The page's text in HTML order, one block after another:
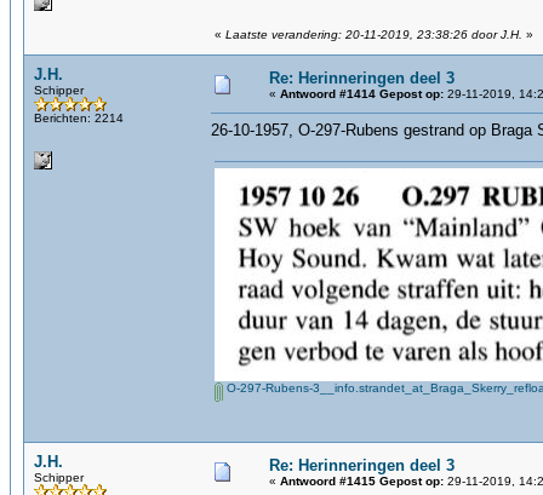
« Laatste verandering: 20-11-2019, 23:38:26 door J.H. »
J.H.
Schipper
Berichten: 2214
Re: Herinneringen deel 3
« Antwoord #1414 Gepost op: 29-11-2019,
26-10-1957, O-297-Rubens gestrand op Braga
O-297-Rubens-
J.H.
Schipper
Re: Herinneringen deel 3
« Antwoord #1415 Gepost op: 29-11-2019,